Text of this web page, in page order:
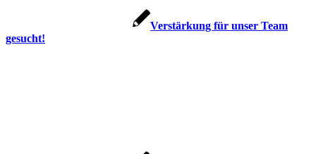
Verstärkung für unser Team
gesucht!